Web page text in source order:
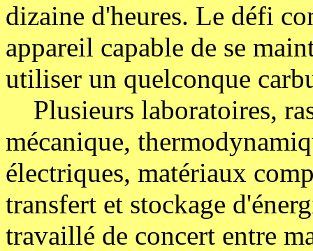
dizaine d'heures. Le défi
appareil capable de se
utiliser un quelconque
Plusieurs laboratoires,
mécanique,
électriques, matériaux
transfert et stockage
travaillé de concert entre